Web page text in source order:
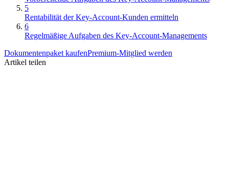
5
Rentabilität der Key-Account-Kunden ermitteln
6
Regelmäßige Aufgaben des Key-Account-Managements
Dokumentenpaket kaufenPremium-Mitglied werden
Artikel teilen